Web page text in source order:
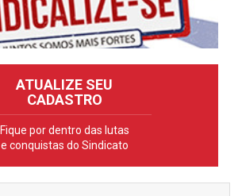
ATUALIZE SEU
CADASTRO
Fique por dentro das lutas
e conquistas do Sindicato